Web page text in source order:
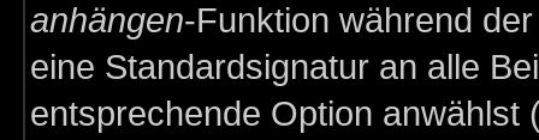
anhängen-Funktion während
eine Standardsignatur an alle
entsprechende Option anwählst